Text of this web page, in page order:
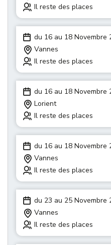
Il reste des places
du 16 au 18 Novembre
Vannes
Il reste des places
du 16 au 18 Novembre
Lorient
Il reste des places
du 16 au 18 Novembre
Vannes
Il reste des places
du 23 au 25 Novembre
Vannes
Il reste des places